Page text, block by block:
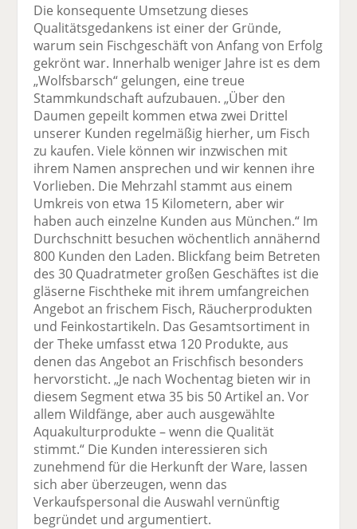
Die konsequente Umsetzung dieses
Qualitätsgedankens ist einer der Gründe,
warum sein Fischgeschäft von Anfang von Erfolg
gekrönt war. Innerhalb weniger Jahre ist es dem
„Wolfsbarsch“ gelungen, eine treue
Stammkundschaft aufzubauen. „Über den
Daumen gepeilt kommen etwa zwei Drittel
unserer Kunden regelmäßig hierher, um Fisch
zu kaufen. Viele können wir inzwischen mit
ihrem Namen ansprechen und wir kennen ihre
Vorlieben. Die Mehrzahl stammt aus einem
Umkreis von etwa 15 Kilometern, aber wir
haben auch einzelne Kunden aus München.“ Im
Durchschnitt besuchen wöchentlich annähernd
800 Kunden den Laden. Blickfang beim Betreten
des 30 Quadratmeter großen Geschäftes ist die
gläserne Fischtheke mit ihrem umfangreichen
Angebot an frischem Fisch, Räucherprodukten
und Feinkostartikeln. Das Gesamtsortiment in
der Theke umfasst etwa 120 Produkte, aus
denen das Angebot an Frischfisch besonders
hervorsticht. „Je nach Wochentag bieten wir in
diesem Segment etwa 35 bis 50 Artikel an. Vor
allem Wildfänge, aber auch ausgewählte
Aquakulturprodukte – wenn die Qualität
stimmt.“ Die Kunden interessieren sich
zunehmend für die Herkunft der Ware, lassen
sich aber überzeugen, wenn das
Verkaufspersonal die Auswahl vernünftig
begründet und argumentiert.